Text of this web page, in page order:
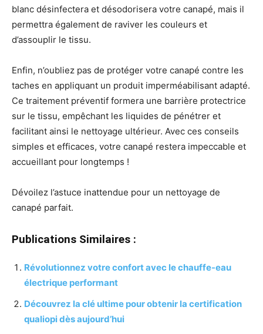
blanc désinfectera et désodorisera votre canapé, mais il
permettra également de raviver les couleurs et
d’assouplir le tissu.
Enfin, n’oubliez pas de protéger votre canapé contre les
taches en appliquant un produit imperméabilisant adapté.
Ce traitement préventif formera une barrière protectrice
sur le tissu, empêchant les liquides de pénétrer et
facilitant ainsi le nettoyage ultérieur. Avec ces conseils
simples et efficaces, votre canapé restera impeccable et
accueillant pour longtemps !
Dévoilez l’astuce inattendue pour un nettoyage de
canapé parfait.
Publications Similaires :
Révolutionnez votre confort avec le chauffe-eau
électrique performant
Découvrez la clé ultime pour obtenir la certification
qualiopi dès aujourd’hui